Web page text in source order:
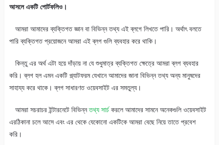
আসলে একটি পোর্টফলিও।
আমরা আমাদের ব্যক্তিগত জ্ঞান বা বিভিন্ন তথ্য এই ব্লগে লিখতে পারি। অর্থাৎ বলতে
পারি ব্যক্তিগত প্রয়োজনে আমরা এই ব্লগ গুলি ব্যবহার করে থাকি।
কিন্তু এর অর্থ এটা হয়ে দাঁড়ায় না যে শুধুমাত্র ব্যক্তিগত ক্ষেত্রে আমরা ব্লগ ব্যবহার
করি। ব্লগ হল এমন একটি প্ল্যাটফরম যেখানে আমাদের জানা বিভিন্ন তথ্য অন্য মানুষদের
সাহায্য করে থাকে। ব্লগ সাধারণত ওয়েবসাইট এর সমতুল্য।
আমরা সচরাচর ইন্টারনেটে বিভিন্নতথ্য সার্চকরলে আমাদের সামনে অনেকগুলি ওয়েবসাইট
এরঠিকানা চলে আসে এবং এর থেকে যেকোনো একটিকে আমরা বেছে নিয়ে তাতে প্রবেশ
করি।